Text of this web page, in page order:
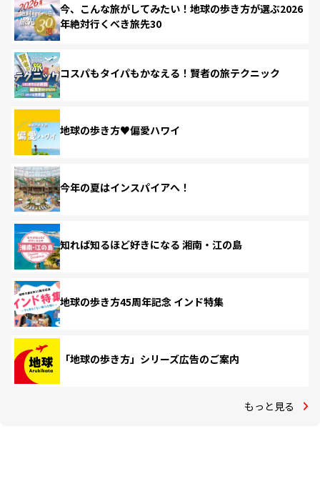
今、こんな旅がしてみたい！地球の歩き方が選ぶ2026
年絶対行くべき旅先30
コスパもタイパもかなえる！賢者の旅テクニック
地球の歩き方♥偏愛ハワイ
今年の夏はインスパイアへ！
知れば知るほど好きになる 湘南・江の島
地球の歩き方45周年記念 インド特集
「地球の歩き方」シリーズ広告のご案内
もっと見る